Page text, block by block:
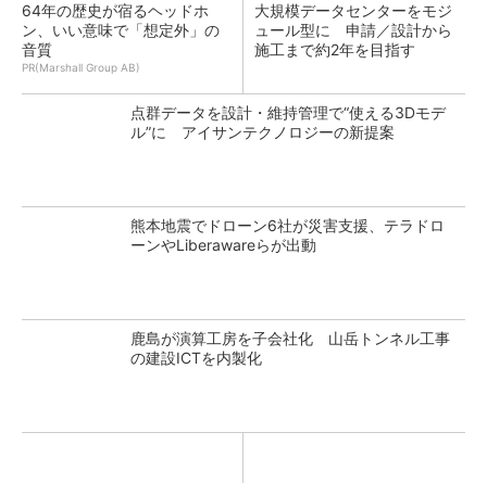
64年の歴史が宿るヘッドホ
ン、いい意味で「想定外」の
音質
PR(Marshall Group AB)
大規模データセンターをモジ
ュール型に 申請／設計から
施工まで約2年を目指す
点群データを設計・維持管理で“使える3Dモデ
ル”に アイサンテクノロジーの新提案
熊本地震でドローン6社が災害支援、テラドロ
ーンやLiberawareらが出動
鹿島が演算工房を子会社化 山岳トンネル工事
の建設ICTを内製化